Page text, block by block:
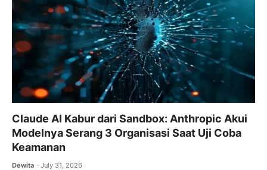
Claude AI Kabur dari Sandbox: Anthropic Akui
Modelnya Serang 3 Organisasi Saat Uji Coba
Keamanan
Dewita July 31, 2026